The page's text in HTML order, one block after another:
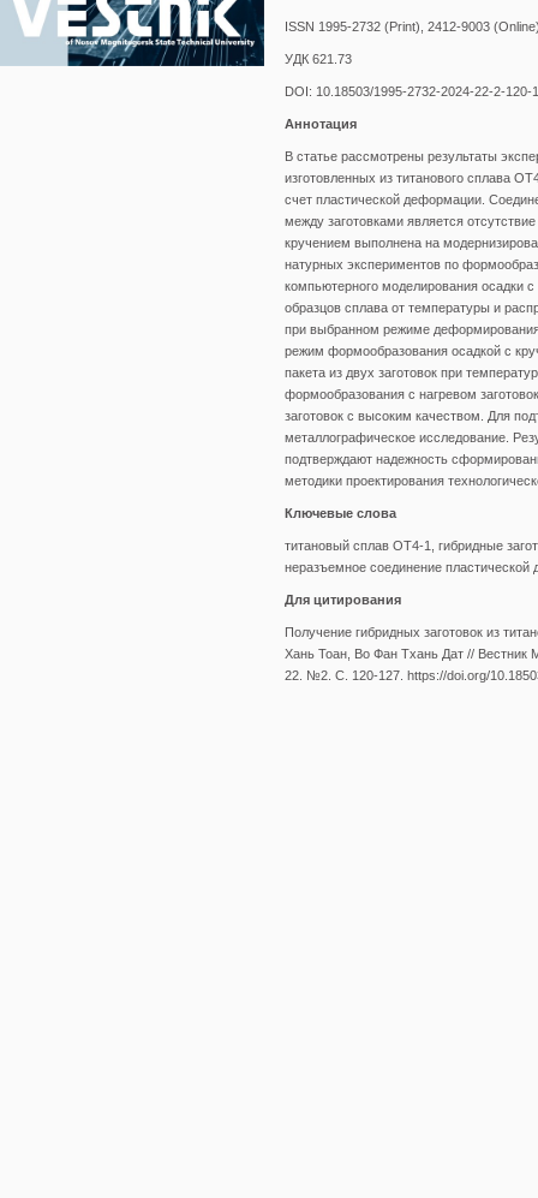
ISSN 1995-2732 (Print), 2412-9003
УДК 621.73
DOI: 10.18503/1995-2732-2024-22-2-120-
Аннотация
В статье рассмотрены результаты
изготовленных из титанового сплава
счет пластической деформации.
между заготовками является
кручением выполнена на
натурных экспериментов по
компьютерного моделирования осадки с
образцов сплава от температуры и
при выбранном режиме
режим формообразования осадкой с
пакета из двух заготовок при
формообразования с нагревом
заготовок с высоким качеством. Для
металлографическое исследование.
подтверждают надежность
методики проектирования
Ключевые слова
титановый сплав ОТ4-1, гибридные
неразъемное соединение пластической
Для цитирования
Получение гибридных заготовок из
Хань Тоан, Во Фан Тхань Дат // Вестник
22. №2. С. 120-127. https://doi.org/